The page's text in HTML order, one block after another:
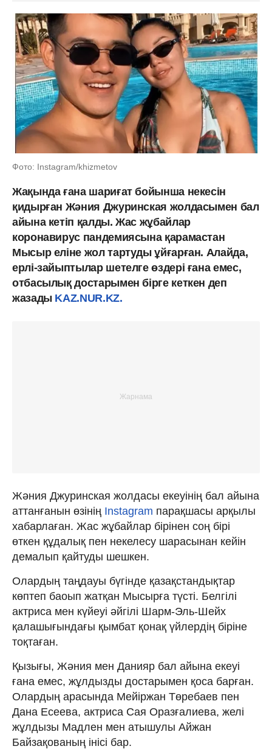
Фото: Instagram/khizmetov
Жақында ғана шариғат бойынша некесін
қидырған Жәния Джуринская жолдасымен бал
айына кетіп қалды. Жас жұбайлар
коронавирус пандемиясына қарамастан
Мысыр еліне жол тартуды ұйғарған. Алайда,
ерлі-зайыптылар шетелге өздері ғана емес,
отбасылық достарымен бірге кеткен деп
жазадыKAZ.NUR.KZ.
Жәния Джуринская жолдасы екеуінің бал айына
аттанғанын өзінің Instagram парақшасы арқылы
хабарлаған. Жас жұбайлар бірінен соң бірі
өткен құдалық пен некелесу шарасынан кейін
демалып қайтуды шешкен.
Олардың таңдауы бүгінде қазақстандықтар
көптеп баоып жатқан Мысырға түсті. Белгілі
актриса мен күйеуі әйгілі Шарм-Эль-Шейх
қалашығындағы қымбат қонақ үйлердің біріне
тоқтаған.
Қызығы, Жәния мен Данияр бал айына екеуі
ғана емес, жұлдызды достарымен қоса барған.
Олардың арасында Мейіржан Төребаев пен
Дана Есеева, актриса Сая Оразғалиева, желі
жұлдызы Мадлен мен атышулы Айжан
Байзақованың інісі бар.